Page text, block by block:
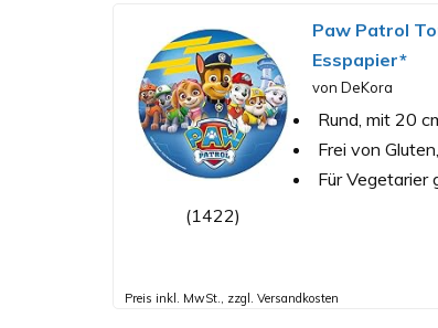
(1422)
Paw Patrol
Esspapier*
von DeKora
Rund, mit 20
Frei von
Für Vegetarier
Preis inkl. MwSt., zzgl. Versandkosten